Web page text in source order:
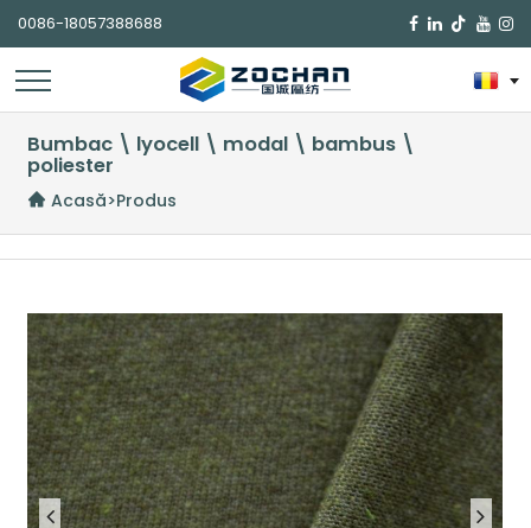
0086-18057388688 
Bumbac \ lyocell \ modal \ bambus \
poliester
Acasă>Produs